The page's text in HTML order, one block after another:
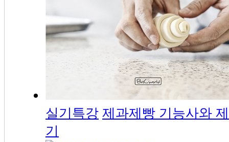
실기특강 제과제빵 기능사와
기